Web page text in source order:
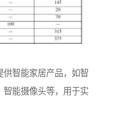
供智能家居产品，如智
智能摄像头等，用于实